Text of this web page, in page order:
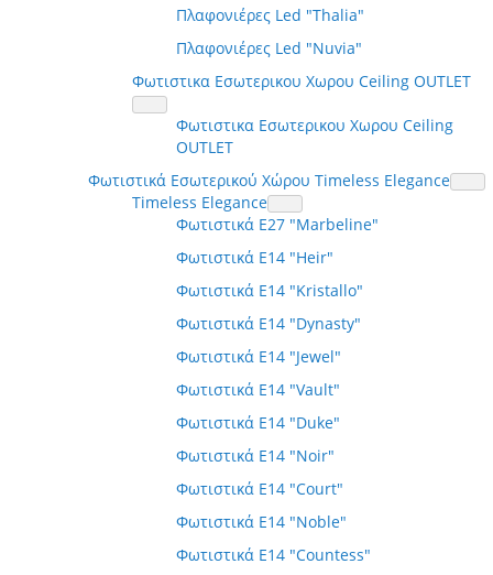
Πλαφονιέρες Led "Thalia"
Πλαφονιέρες Led "Nuvia"
Φωτιστικα Εσωτερικου Χωρου Ceiling OUTLET
Φωτιστικα Εσωτερικου Χωρου Ceiling
OUTLET
Φωτιστικά Εσωτερικού Χώρου Timeless Elegance
Timeless Elegance
Φωτιστικά E27 "Marbeline"
Φωτιστικά E14 "Heir"
Φωτιστικά E14 "Kristallo"
Φωτιστικά E14 "Dynasty"
Φωτιστικά E14 "Jewel"
Φωτιστικά E14 "Vault"
Φωτιστικά E14 "Duke"
Φωτιστικά E14 "Noir"
Φωτιστικά E14 "Court"
Φωτιστικά E14 "Noble"
Φωτιστικά E14 "Countess"